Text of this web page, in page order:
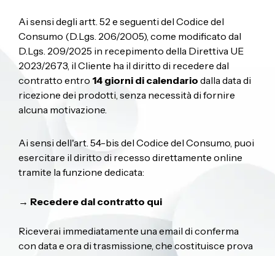
Ai sensi degli artt. 52 e seguenti del Codice del
Consumo (D.Lgs. 206/2005), come modificato dal
D.Lgs. 209/2025 in recepimento della Direttiva UE
2023/2673, il Cliente ha il diritto di recedere dal
contratto entro 14 giorni di calendario dalla data di
ricezione dei prodotti, senza necessità di fornire
alcuna motivazione.
Ai sensi dell'art. 54-bis del Codice del Consumo, puoi
esercitare il diritto di recesso direttamente online
tramite la funzione dedicata:
→ Recedere dal contratto qui
Riceverai immediatamente una email di conferma
con data e ora di trasmissione, che costituisce prova